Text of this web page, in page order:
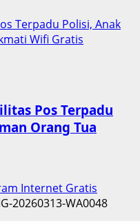
Terpadu Polisi, Anak
Wifi Gratis
Pos Terpadu
Orang Tua
Internet Gratis